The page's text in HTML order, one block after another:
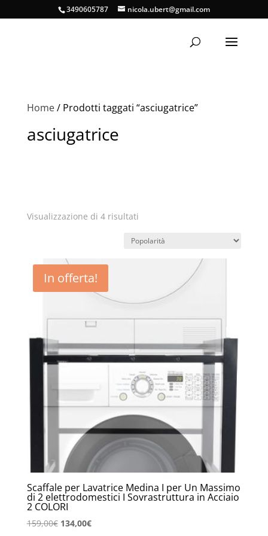
3490605787 nicola.ubert@gmail.com
Home/ Prodotti taggati “asciugatrice”
asciugatrice
Visualizzazione di 4 risultatiPopolarità
In offerta!
Scaffale per Lavatrice Medina I per Un Massimo
di 2 elettrodomestici I Sovrastruttura in Acciaio
2 COLORI
159,00€ Il
134,00€Il